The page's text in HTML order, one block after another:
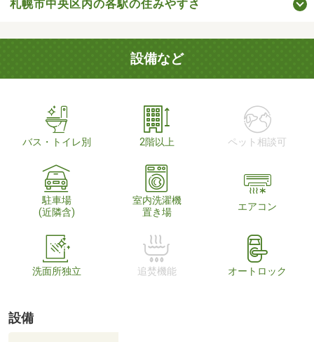
札幌市中央区内の各駅の住みやすさ
設備など
バス・トイレ別 2階以上 ペット相談可
駐車場
(近隣含)
室内洗濯機
置き場
エアコン
洗面所独立 追焚機能 オートロック
設備